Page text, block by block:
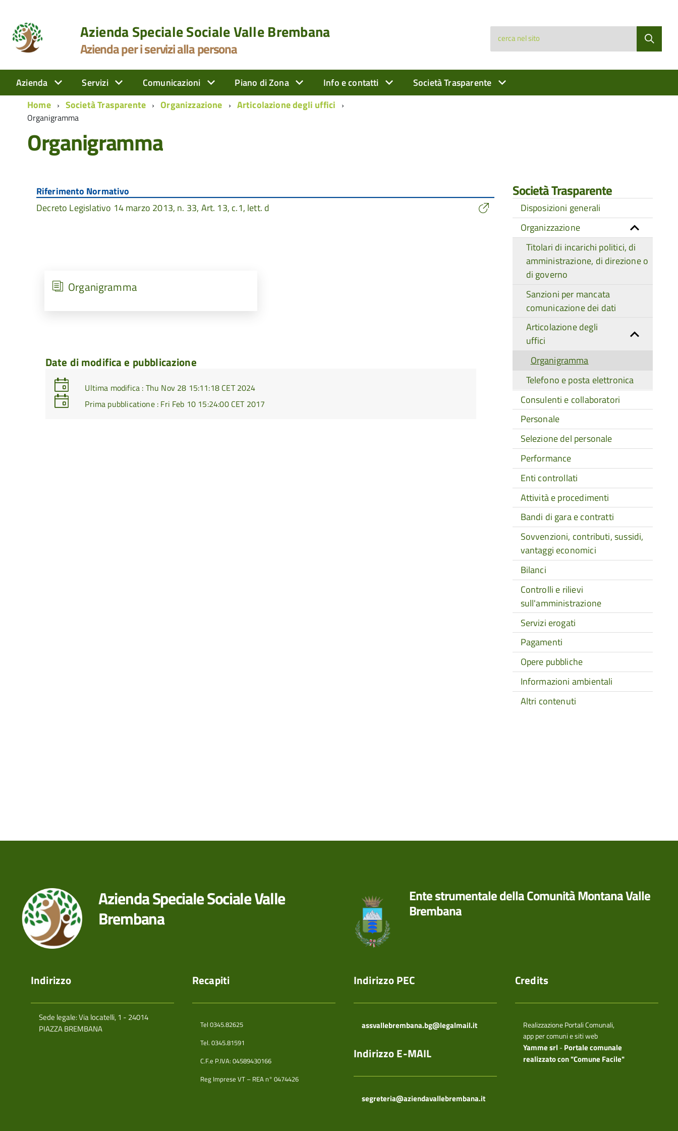
Azienda Speciale Sociale Valle Brembana
Azienda per i servizi alla persona
cerca nel sito
Azienda Servizi Comunicazioni Piano di Zona Info e contatti
Società Trasparente
Home
Società Trasparente Organizzazione Articolazione degli uffici
Organigramma
Organigramma
Riferimento Normativo
Decreto Legislativo 14 marzo 2013, n. 33, Art. 13, c.1, lett. d
Organigramma
Date di modifica e pubblicazione
Ultima modifica : Thu Nov 28 15:11:18 CET 2024
Prima pubblicatione : Fri Feb 10 15:24:00 CET 2017
Società Trasparente
Disposizioni generali
Organizzazione
Titolari di incarichi politici, di
amministrazione, di direzione o
di governo
Sanzioni per mancata
comunicazione dei dati
Articolazione degli
uffici
Organigramma
Telefono e posta elettronica
Consulenti e collaboratori
Personale
Selezione del personale
Performance
Enti controllati
Attività e procedimenti
Bandi di gara e contratti
Sovvenzioni, contributi, sussidi,
vantaggi economici
Bilanci
Controlli e rilievi
sull'amministrazione
Servizi erogati
Pagamenti
Opere pubbliche
Informazioni ambientali
Altri contenuti
Azienda Speciale Sociale Valle
Brembana
Ente strumentale della Comunità Montana Valle
Brembana
Indirizzo
Sede legale: Via locatelli, 1 - 24014
PIAZZA BREMBANA
Recapiti
Tel 0345.82625
Tel. 0345.81591
C.F.e P.IVA: 04589430166
Reg Imprese VT – REA n° 0474426
Indirizzo PEC
assvallebrembana.bg@legalmail.it
Indirizzo E-MAIL
segreteria@aziendavallebrembana.it
Credits
Realizzazione Portali Comunali,
app per comuni e siti web
Yamme srl -Portale comunale
realizzato con "Comune Facile"